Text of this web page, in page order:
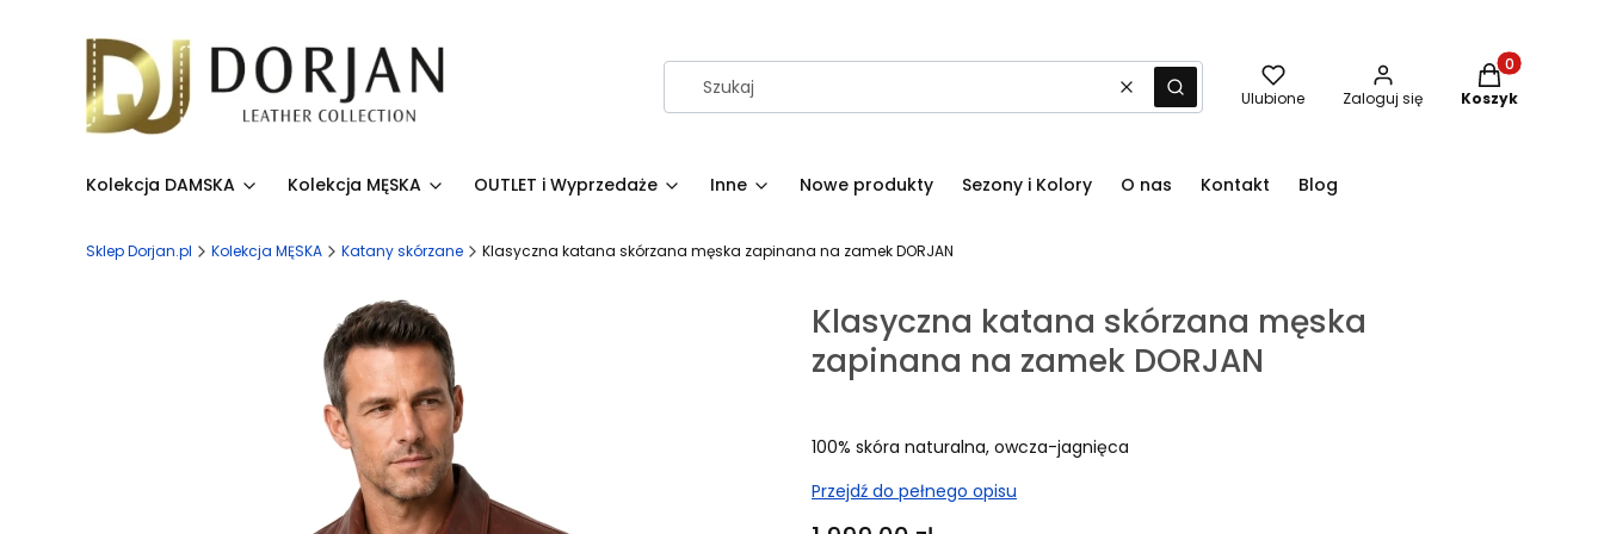
WyczyśćSzukaj Ulubione Zaloguj się
Produkty w
Koszyk
Kolekcja DAMSKA Kolekcja MĘSKA OUTLET i Wyprzedaże Inne Nowe produkty Sezony i Kolory O nas Kontakt Blog
Sklep Dorjan.pl Kolekcja MĘSKA Katany skórzane Klasyczna katana skórzana męska zapinana na zamek DORJAN
Klasyczna katana skórzana męska
zapinana na zamek DORJAN
100% skóra naturalna, owcza-jagnięca
Przejdź do pełnego opisu